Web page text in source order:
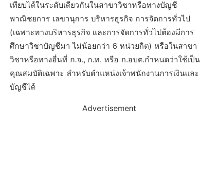
เทียบได้ในระดับเดียวกันในสาขาวิชาหรือทางบัญชี
พาณิชยการ เลขานุการ บริหารธุรกิจ การจัดการทั่วไป
(เฉพาะทางบริหารธุรกิจ และการจัดการทั่วไปต้องมีการ
ศึกษาวิชาบัญชีมา ไม่น้อยกว่า 6 หน่วยกิต) หรือในสาขา
วิชาหรือทางอื่นที่ ก.จ., ก.ท. หรือ ก.อบต.กำหนดว่าใช้เป็น
คุณสมบัติเฉพาะ สำหรับตำแหน่งเจ้าพนักงานการเงินและ
บัญชีได้
Advertisement